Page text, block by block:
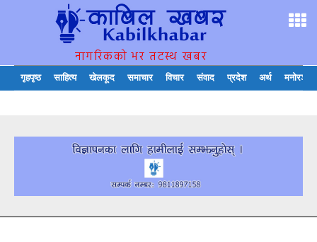
नागरिकको भर तटस्थ खबर
गृहपृष्ठ साहित्य खेलकूद समाचार विचार संवाद प्रदेश अर्थ मनोरञ्जन